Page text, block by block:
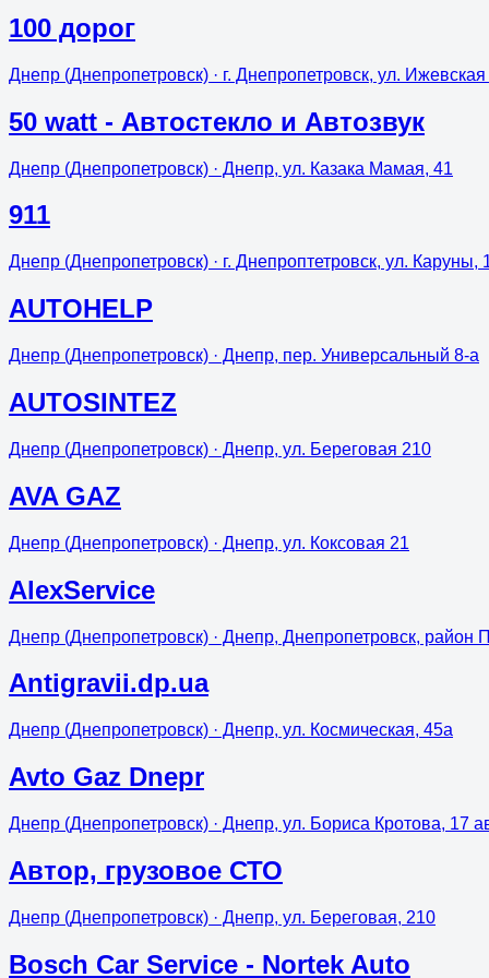
100 дорог
Днепр (Днепропетровск) · г. Днепропетровск, ул. Ижевская
50 watt - Автостекло и Автозвук
Днепр (Днепропетровск) · Днепр, ул. Казака Мамая, 41
911
Днепр (Днепропетровск) · г. Днепроптетровск, ул. Каруны,
AUTOHELP
Днепр (Днепропетровск) · Днепр, пер. Универсальный 8-а
AUTOSINTEZ
Днепр (Днепропетровск) · Днепр, ул. Береговая 210
AVA GAZ
Днепр (Днепропетровск) · Днепр, ул. Коксовая 21
AlexService
Днепр (Днепропетровск) · Днепр, Днепропетровск, район
Antigravii.dp.ua
Днепр (Днепропетровск) · Днепр, ул. Космическая, 45а
Avto Gaz Dnepr
Днепр (Днепропетровск) · Днепр, ул. Бориса Кротова, 17
Aвтор, грузовое СТО
Днепр (Днепропетровск) · Днепр, ул. Береговая, 210
Bosch Car Service - Nortek Auto